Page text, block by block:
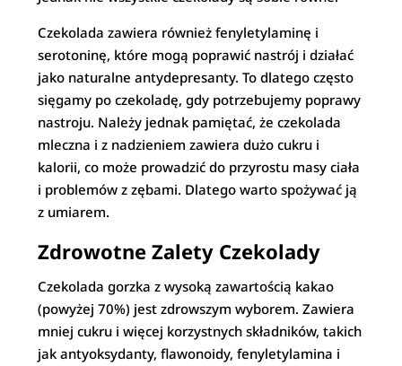
Czekolada zawiera również fenyletylaminę i
serotoninę, które mogą poprawić nastrój i działać
jako naturalne antydepresanty. To dlatego często
sięgamy po czekoladę, gdy potrzebujemy poprawy
nastroju. Należy jednak pamiętać, że czekolada
mleczna i z nadzieniem zawiera dużo cukru i
kalorii, co może prowadzić do przyrostu masy ciała
i problemów z zębami. Dlatego warto spożywać ją
z umiarem.
Zdrowotne Zalety Czekolady
Czekolada gorzka z wysoką zawartością kakao
(powyżej 70%) jest zdrowszym wyborem. Zawiera
mniej cukru i więcej korzystnych składników, takich
jak antyoksydanty, flawonoidy, fenyletylamina i